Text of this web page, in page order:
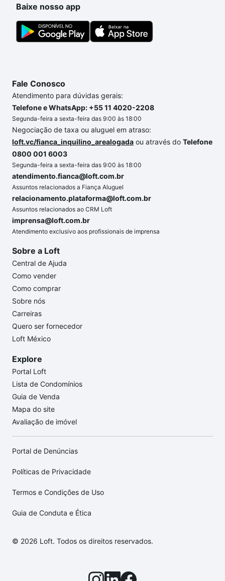
Baixe nosso app
Fale Conosco
Atendimento para dúvidas gerais:
Telefone e WhatsApp: +55 11 4020-2208
Segunda-feira a sexta-feira das 9:00 às 18:00
Negociação de taxa ou aluguel em atraso:
loft.vc/fianca_inquilino_arealogada ou através do Telefone
0800 001 6003
Segunda-feira a sexta-feira das 9:00 às 18:00
atendimento.fianca@loft.com.br
Assuntos relacionados a Fiança Aluguel
relacionamento.plataforma@loft.com.br
Assuntos relacionados ao CRM Loft
imprensa@loft.com.br
Atendimento exclusivo aos profissionais de imprensa
Sobre a Loft
Central de Ajuda
Como vender
Como comprar
Sobre nós
Carreiras
Quero ser fornecedor
Loft México
Explore
Portal Loft
Lista de Condomínios
Guia de Venda
Mapa do site
Avaliação de imóvel
Portal de Denúncias
Políticas de Privacidade
Termos e Condições de Uso
Guia de Conduta e Ética
© 2026 Loft. Todos os direitos reservados.